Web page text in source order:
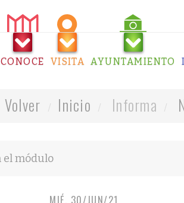
CONOCE VISITA AYUNTAMIENTO
Volver Inicio Informa
MIÉ, 30/JUN/21